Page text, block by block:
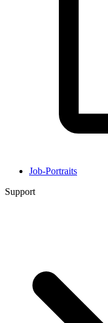
Job-Portraits
Support